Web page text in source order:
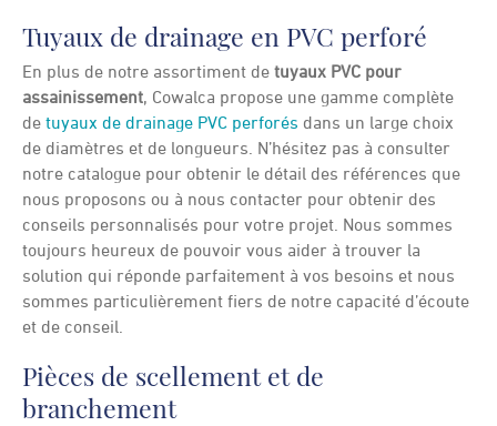
Tuyaux de drainage en PVC perforé
En plus de notre assortiment de tuyaux PVC pour
assainissement, Cowalca propose une gamme complète
de tuyaux de drainage PVC perforés dans un large choix
de diamètres et de longueurs. N’hésitez pas à consulter
notre catalogue pour obtenir le détail des références que
nous proposons ou à nous contacter pour obtenir des
conseils personnalisés pour votre projet. Nous sommes
toujours heureux de pouvoir vous aider à trouver la
solution qui réponde parfaitement à vos besoins et nous
sommes particulièrement fiers de notre capacité d’écoute
et de conseil.
Pièces de scellement et de
branchement